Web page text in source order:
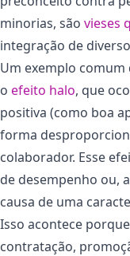
minorias, são vieses
integração de
Um exemplo comum
o efeito halo, que
positiva (como boa
forma
colaborador. Esse
de desempenho ou,
causa de uma
Isso acontece
contratação,